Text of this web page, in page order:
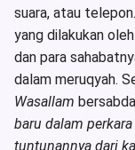
suara, atau
yang dilakukan
dan para
dalam meruqyah.
Wasallam
baru dalam
tuntunannya dari